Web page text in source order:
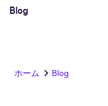
Blog
ホーム Blog